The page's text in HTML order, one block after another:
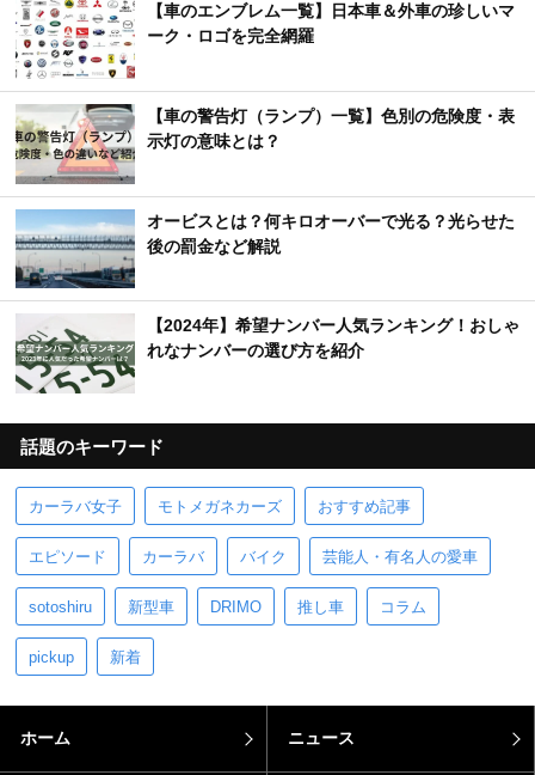
【車のエンブレム一覧】日本車＆外車の珍しいマ
ーク・ロゴを完全網羅
【車の警告灯（ランプ）一覧】色別の危険度・表
示灯の意味とは？
オービスとは？何キロオーバーで光る？光らせた
後の罰金など解説
【2024年】希望ナンバー人気ランキング！おしゃ
れなナンバーの選び方を紹介
話題のキーワード
カーラバ女子 モトメガネカーズ おすすめ記事
エピソード カーラバ バイク 芸能人・有名人の愛車
sotoshiru 新型車 DRIMO 推し車 コラム
pickup 新着
ホーム ニュース